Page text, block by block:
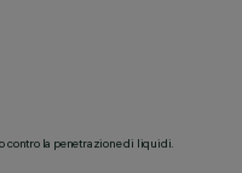
contro la penetrazione di liquidi.